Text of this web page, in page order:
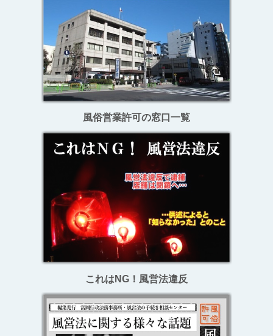
風俗営業許可の窓口一覧
これはNG！風営法違反